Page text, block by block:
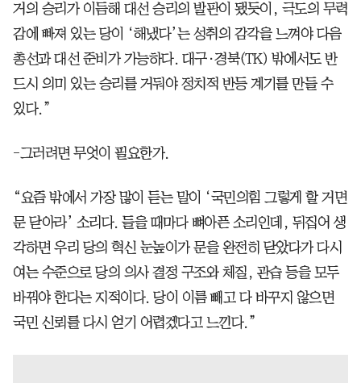
거의 승리가 이듬해 대선 승리의 발판이 됐듯이, 극도의 무력
감에 빠져 있는 당이 ‘해냈다’는 성취의 감각을 느껴야 다음
총선과 대선 준비가 가능하다. 대구·경북(TK) 밖에서도 반
드시 의미 있는 승리를 거둬야 정치적 반등 계기를 만들 수
있다.”
-그러려면 무엇이 필요한가.
“요즘 밖에서 가장 많이 듣는 말이 ‘국민의힘 그렇게 할 거면
문 닫아라’ 소리다. 들을 때마다 뼈아픈 소리인데, 뒤집어 생
각하면 우리 당의 혁신 눈높이가 문을 완전히 닫았다가 다시
여는 수준으로 당의 의사 결정 구조와 체질, 관습 등을 모두
바꿔야 한다는 지적이다. 당이 이름 빼고 다 바꾸지 않으면
국민 신뢰를 다시 얻기 어렵겠다고 느낀다.”